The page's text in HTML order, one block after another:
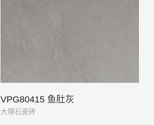
VPG80415 鱼肚灰
大理石瓷砖